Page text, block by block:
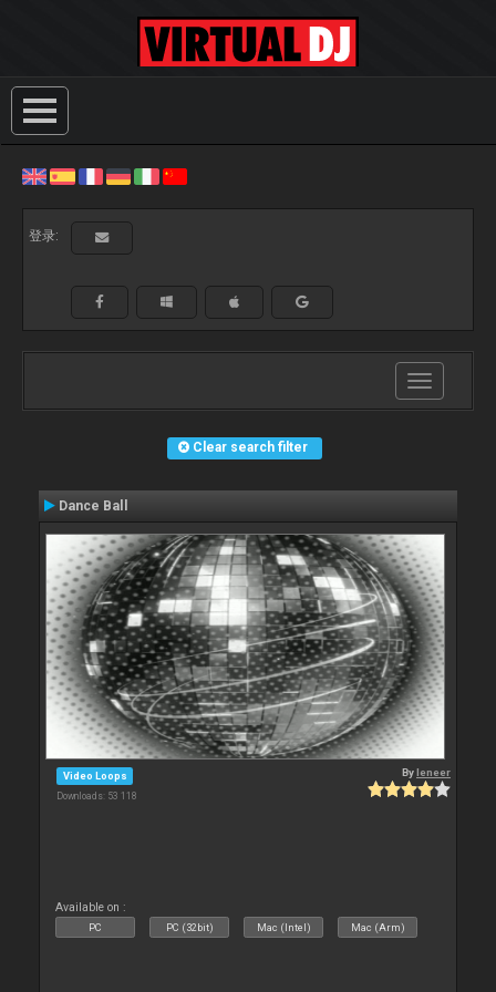
登录:
Toggle
navigation
Clear search filter
Dance Ball
Video Loops
Downloads: 53 118
Byleneer
Available on :
PC PC (32bit) Mac (Intel) Mac (Arm)